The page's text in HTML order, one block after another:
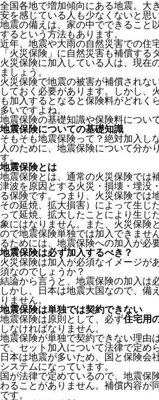
全国各地で増加傾向にある地震。大
安を感じている人も少なくないと思
地震の備えは、家の中でできること
するという方法もあります。
近年、地震や大雨の自然災害での住
「火災保険」に自然災害も補償する
火災保険に加入している人は、現在
ましょう。
火災保険で地震の被害が補償されな
しておく必要があります。しかし、
も加入するとなると保険料がどれく
多いですよね。
地震保険の基礎知識や保険料につい
地震保険についての基礎知識
そもそも地震保険って？絶対加入し
人のために、地震保険について分か
す。
地震保険とは
地震保険とは、通常の火災保険では
津波を原因とする火災・損壊・埋没
る保険です。つまり、火災保険では
その延焼、拡大損害）によって生じ
って延焼、拡大したことにより生じ
象にはなりません。また、火災保険
ので地震保険単独では加入できませ
るためには、地震保険への加入が必
地震保険は必ず加入するべき？
火災保険は加入が必須なイメージが
須なのでしょうか？
結論から言うと、地震保険の加入は
しかし、日本は地震大国なので、備
りません。
地震保険は単独では契約できない
地震保険は原則として、必ず住宅用
しなければなりません。
地震保険が単独で契約できない理由
で、セット加入について法律で定め
日本は地震が多いため、国と保険会
システムになっています。
国が法律で定めているので、地震保
わることがありません。補償内容が
です。